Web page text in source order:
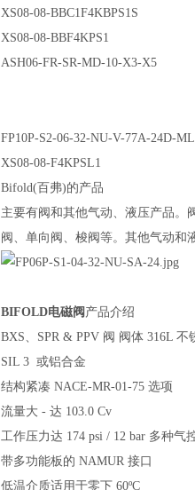
XS08-08-BBC1F4KBPS1S
XS08-08-BBF4KPS1
ASH06-FR-SR-MD-10-X3-X5
FP10P-S2-06-32-NU-V-77A-24D-
XS08-08-F4KPSL1
Bifold(百弗)的产品
主要有阀和其他气动、液压产品。
阀、单向阀、梭阀等。其他气动和
BIFOLD电磁阀 产品介绍
BXS、SPR & PPV 阀 阀体 316L 不
SIL 3 或铝合金
结构紧凑 NACE-MR-01-75 选项
流量大 - 达 103.0 Cv
工作压力达 174 psi / 12 bar 多种气
带多功能板的 NAMUR 接口
低温介质适用于零下 60ºC